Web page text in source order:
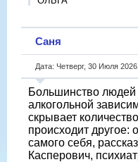
Саня
Дата: Четверг, 30 Июля
Большинство людей
алкогольной
скрывает
происходит другое:
самого себя,
Касперович,